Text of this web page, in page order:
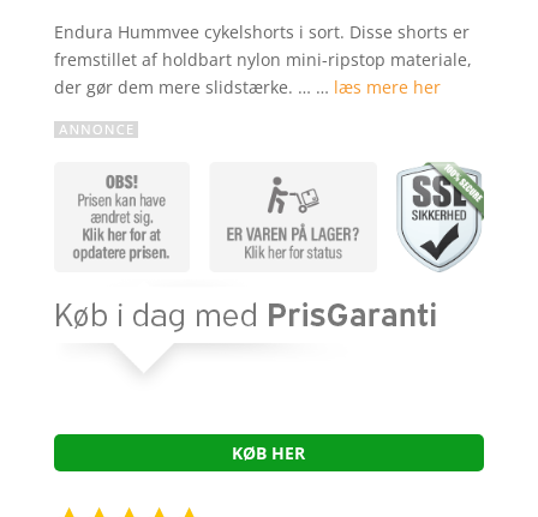
Endura Hummvee cykelshorts i sort. Disse shorts er
fremstillet af holdbart nylon mini-ripstop materiale,
der gør dem mere slidstærke. … … læs mere her
KØB HER